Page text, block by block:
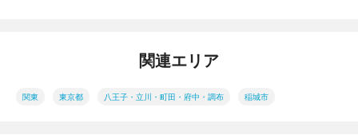
関連エリア
関東 東京都 八王子・立川・町田・府中・調布 稲城市